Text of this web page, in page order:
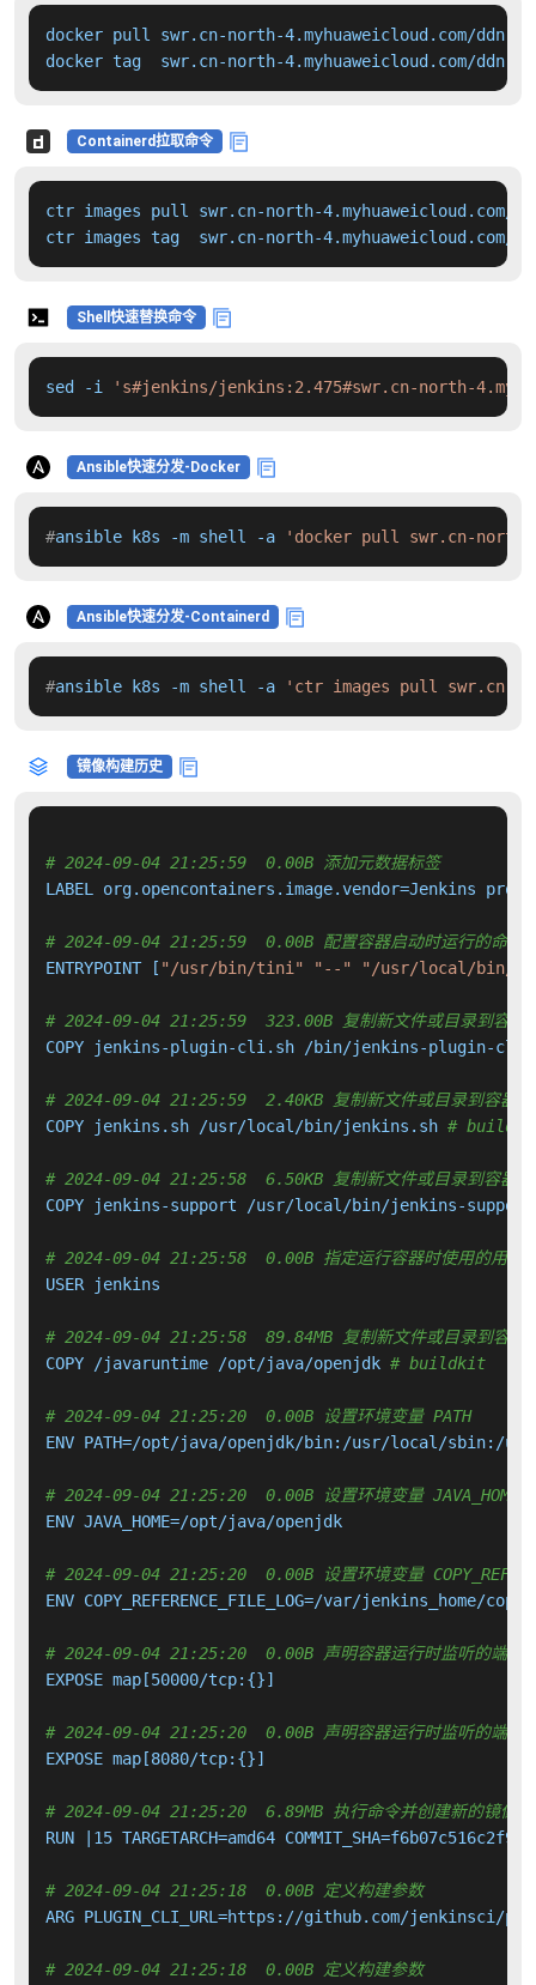
docker pull swr.cn-north-4.myhuaweicloud.com/
docker tag  swr.cn-north-4.myhuaweicloud.com/
Containerd拉取命令
ctr images pull swr.cn-north-4.myhuaweicloud.com/
ctr images tag  swr.cn-north-
Shell快速替换命令
sed -i 's#jenkins/jenkins:2.475#swr.cn-north-
Ansible快速分发-Docker
#ansible k8s -m shell -a 'docker pull swr.cn-north-
Ansible快速分发-Containerd
#ansible k8s -m shell -a 'ctr images pull swr.cn-
镜像构建历史
# 2024-09-04 21:25:59  0.00B 添加元数据标签
LABEL org.opencontainers.image.vendor=Jenkins
# 2024-09-04 21:25:59  0.00B 配置容器启动时运行的命令
ENTRYPOINT [ "/usr/bin/tini" "--" "/usr/local/bin/
# 2024-09-04 21:25:59  323.00B 复制新文件或目录到容器
COPY jenkins-plugin-cli.sh /bin/jenkins-plugin-cli
# 2024-09-04 21:25:59  2.40KB 复制新文件或目录到容器中
COPY jenkins.sh /usr/local/bin/jenkins.sh #
# 2024-09-04 21:25:58  6.50KB 复制新文件或目录到容器中
COPY jenkins-support /usr/local/bin/jenkins-
# 2024-09-04 21:25:58  0.00B 指定运行容器时使用的用户
USER jenkins
# 2024-09-04 21:25:58  89.84MB 复制新文件或目录到容器
COPY /javaruntime /opt/java/openjdk # buildkit
# 2024-09-04 21:25:20  0.00B 设置环境变量 PATH
ENV PATH=/opt/java/openjdk/bin:/usr/local/
# 2024-09-04 21:25:20  0.00B 设置环境变量 JAVA_HOME
ENV JAVA_HOME=/opt/java/openjdk
# 2024-09-04 21:25:20  0.00B 设置环境变量
ENV COPY_REFERENCE_FILE_LOG=/var/jenkins_home/
# 2024-09-04 21:25:20  0.00B 声明容器运行时监听的端口
EXPOSE map[50000/tcp:{}]
# 2024-09-04 21:25:20  0.00B 声明容器运行时监听的端口
EXPOSE map[8080/tcp:{}]
# 2024-09-04 21:25:20  6.89MB 执行命令并创建新的镜像层
RUN |15 TARGETARCH=amd64
# 2024-09-04 21:25:18  0.00B 定义构建参数
ARG PLUGIN_CLI_URL=https://github.com/
# 2024-09-04 21:25:18  0.00B 定义构建参数